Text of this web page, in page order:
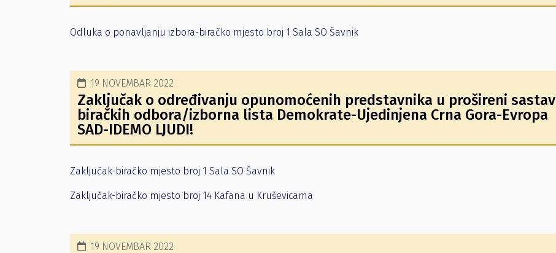
Odluka o ponavljanju izbora-biračko mjesto broj 1 Sala SO Šavnik
19 NOVEMBAR 2022
Zaključak o određivanju opunomoćenih predstavnika u prošireni sastav
biračkih odbora/izborna lista Demokrate-Ujedinjena Crna Gora-Evropa
SAD-IDEMO LJUDI!
Zaključak-biračko mjesto broj 1 Sala SO Šavnik
Zaključak-biračko mjesto broj 14 Kafana u Kruševicama
19 NOVEMBAR 2022